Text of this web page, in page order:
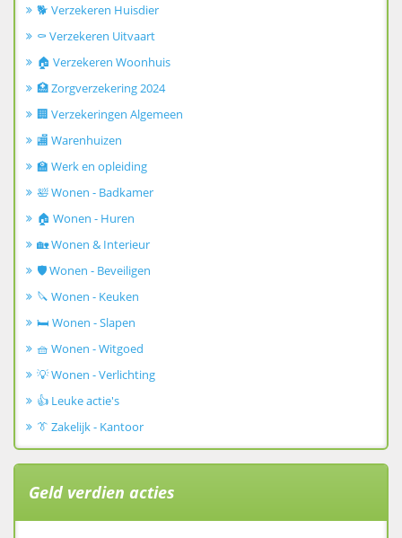
🐕 Verzekeren Huisdier
⚰️ Verzekeren Uitvaart
🏠 Verzekeren Woonhuis
🏥 Zorgverzekering 2024
🏢 Verzekeringen Algemeen
🏬 Warenhuizen
🏫 Werk en opleiding
🛀 Wonen - Badkamer
🏠 Wonen - Huren
🏡 Wonen & Interieur
🛡️ Wonen - Beveiligen
🔪 Wonen - Keuken
🛏️ Wonen - Slapen
🧺 Wonen - Witgoed
💡 Wonen - Verlichting
👍 Leuke actie's
👔 Zakelijk - Kantoor
Geld verdien acties